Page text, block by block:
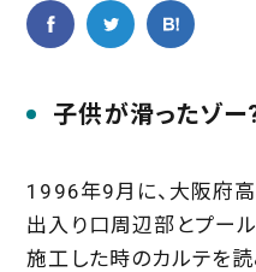
子供が滑ったゾー
1996年9月に、大阪府
出入り口周辺部とプー
施工した時のカルテを